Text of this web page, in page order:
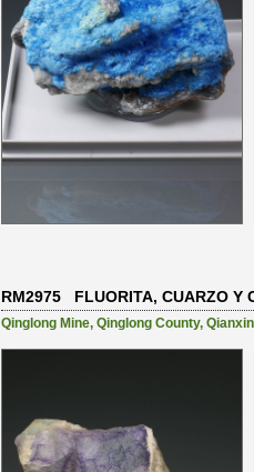
RM2975 FLUORITA, CUARZO Y
Qinglong Mine, Qinglong County,